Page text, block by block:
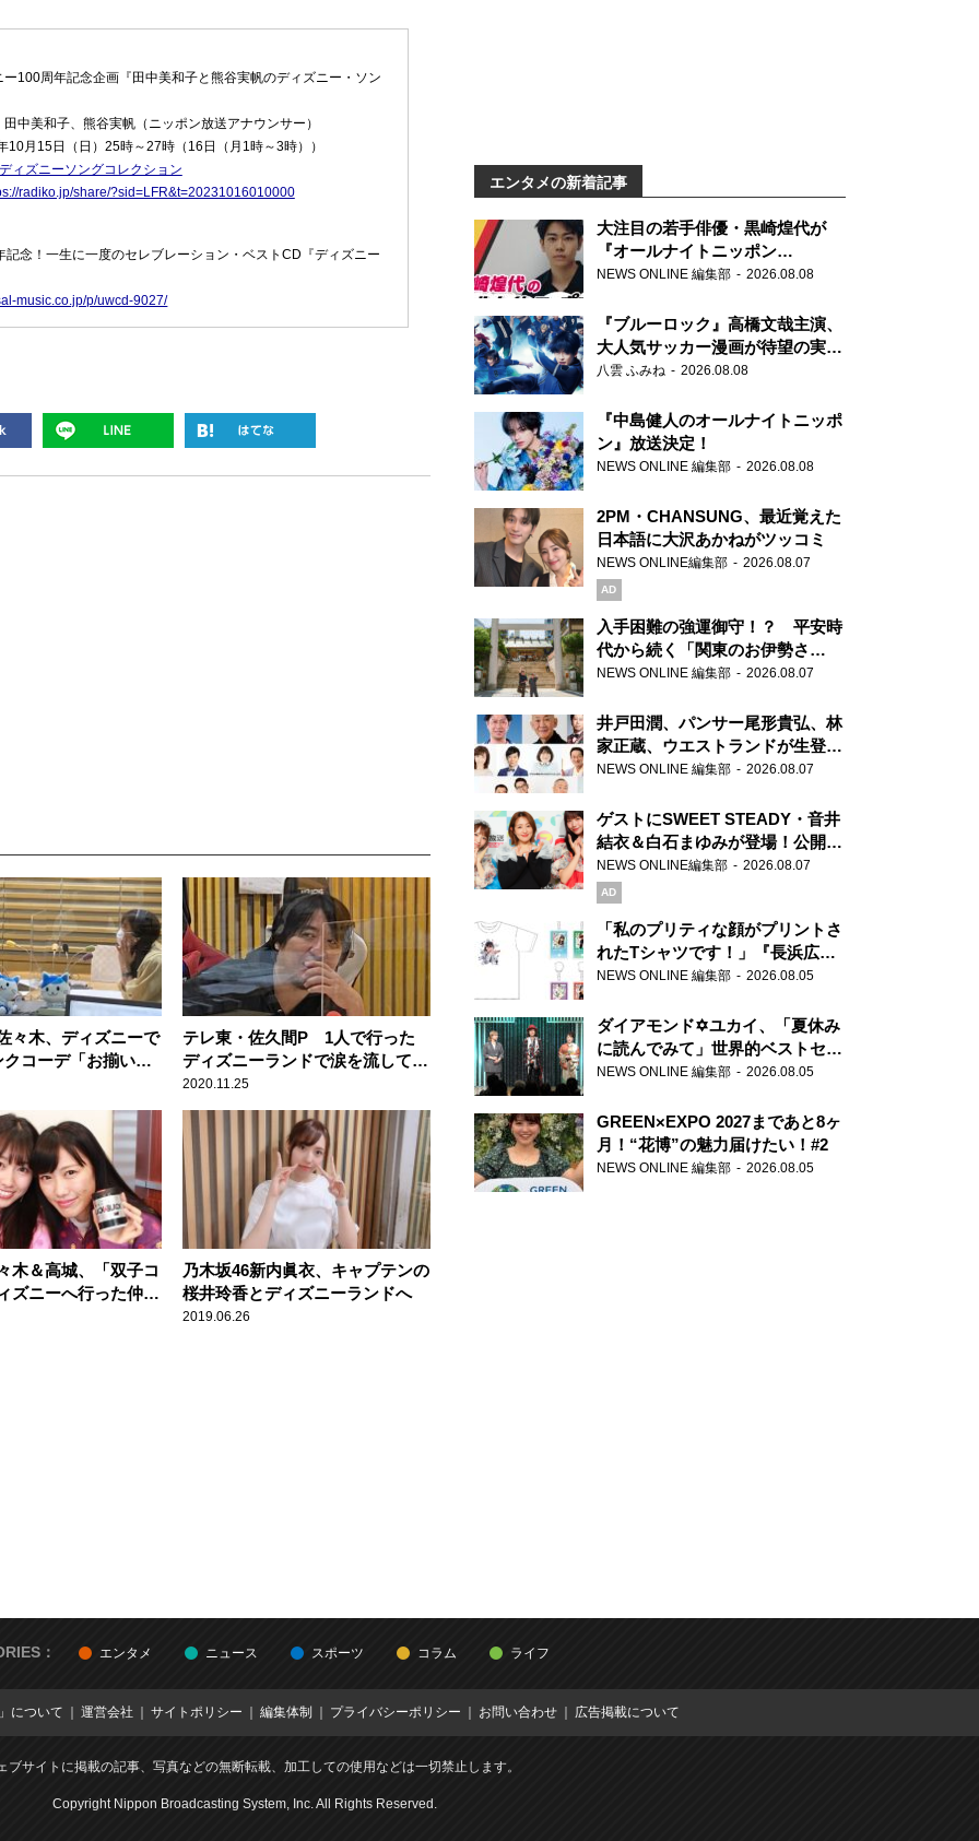
100周年記念企画『田中美和子と熊谷実帆のディズニー・ソン
中美和子、熊谷実帆（ニッポン放送アナウンサー）
10月15日（日）25時～27時（16日（月1時～3時））
ィズニーソングコレクション
radiko.jp/share/?sid=LFR&t=20231016010000
記念！一生に一度のセレブレーション・ベストCD『ディズニー
music.co.jp/p/uwcd-9027/
々木、ディズニーで
コーデ「お揃いも
テレ東・佐久間P 1人で行った
ディズニーランドで涙を流してし
まったワケ
2020.11.25
木＆高城、「双子コ
ズニーへ行った仲良
乃木坂46新内眞衣、キャプテンの
桜井玲香とディズニーランドへ
2019.06.26
エンタメの新着記事
大注目の若手俳優・黒崎煌代が
『オールナイトニッポン
0(ZERO)』に初登場「今からとて
NEWS ONLINE 編集部 2026.08.08
『ブルーロック』高橋文哉主演、
大人気サッカー漫画が待望の実写
映画に
八雲 ふみね 2026.08.08
『中島健人のオールナイトニッポ
ン』放送決定！
NEWS ONLINE 編集部 2026.08.08
2PM・CHANSUNG、最近覚えた
日本語に大沢あかねがツッコミ
NEWS ONLINE編集部 2026.08.07
AD
入手困難の強運御守！？ 平安時
代から続く「関東のお伊勢さ
ま」、芝大神宮にてランパンプス
NEWS ONLINE 編集部 2026.08.07
井戸田潤、パンサー尾形貴弘、林
家正蔵、ウエストランドが生登
場！『ラジオビバリー昼ズ』
NEWS ONLINE 編集部 2026.08.07
ゲストにSWEET STEADY・音井
結衣＆白石まゆみが登場！公開収
録で素顔全開！
NEWS ONLINE編集部 2026.08.07
AD
「私のプリティな顔がプリントさ
れたTシャツです！」『長浜広奈
天下無双』初の番組グッズ発売
NEWS ONLINE 編集部 2026.08.05
ダイアモンド✡ユカイ、「夏休み
に読んでみて」世界的ベストセラ
ー『アナスタシア』を紹介
NEWS ONLINE 編集部 2026.08.05
GREEN×EXPO 2027まであと8ヶ
月！“花博”の魅力届けたい！#2
NEWS ONLINE 編集部 2026.08.05
： エンタメ ニュース スポーツ コラム ライフ
について 運営会社 サイトポリシー 編集体制 プライバシーポリシー お問い合わせ 広告掲載について
ブサイトに掲載の記事、写真などの無断転載、加工しての使用などは一切禁止します。
Copyright Nippon Broadcasting System, Inc. All Rights Reserved.